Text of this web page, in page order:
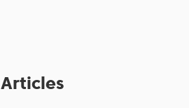
Articles